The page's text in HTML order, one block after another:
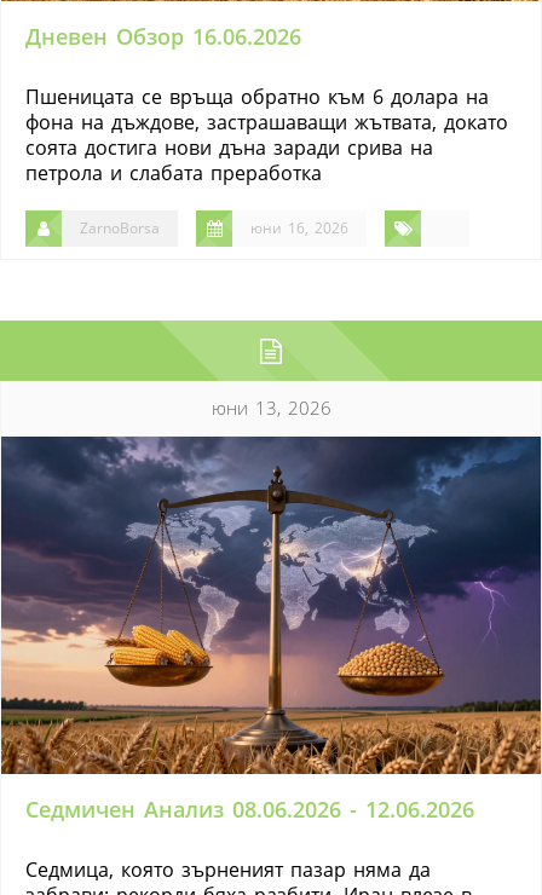
Дневен Обзор 16.06.2026
Пшеницата се връща обратно към 6 долара на
фона на дъждове, застрашаващи жътвата, докато
соята достига нови дъна заради срива на
петрола и слабата преработка
ZarnoBorsa юни 16, 2026
юни 13, 2026
Седмичен Анализ 08.06.2026 - 12.06.2026
Седмица, която зърненият пазар няма да